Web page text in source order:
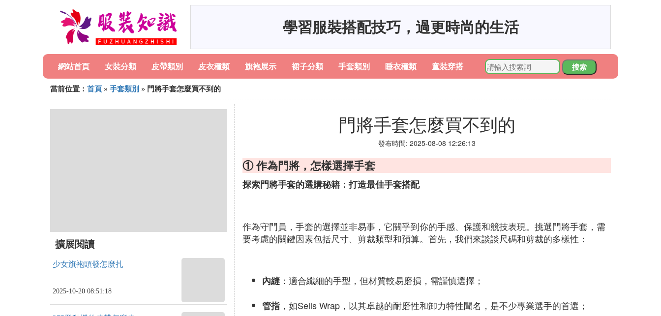
學習服裝搭配技巧，過更時尚的生活
網站首頁 女裝分類 皮帶類別 皮衣種類 旗袍展示 裙子分類 手套類別 睡衣種類 童裝穿搭
搜索
當前位置： 首頁 » 手套類別 » 門將手套怎麼買不到的
擴展閱讀
少女旗袍頭發怎麼扎
2025-10-20 08:51:18
門將手套怎麼買不到的
發布時間: 2025-08-08 12:26:13
① 作為門將，怎樣選擇手套
探索門將手套的選購秘籍：打造最佳手套搭配
作為守門員，手套的選擇並非易事，它關乎到你的手感、保護和競技表現。挑選門將手套，需
要考慮的關鍵因素包括尺寸、剪裁類型和預算。首先，我們來談談尺碼和剪裁的多樣性：
內縫：適合纖細的手型，但材質較易磨損，需謹慎選擇；
管指 ，如Sells Wrap，以其卓越的耐磨性和卸力特性聞名，是不少專業選手的首選；